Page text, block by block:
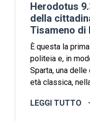
Herodotus
della
Tisameno di
È questa la
politeia e, in
Sparta, una
età classica,
LEGGI TUTTO